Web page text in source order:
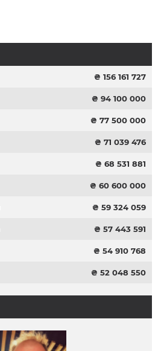
₴ 156 161 727
₴ 94 100 000
₴ 77 500 000
₴ 71 039 476
₴ 68 531 881
₴ 60 600 000
₴ 59 324 059
₴ 57 443 591
₴ 54 910 768
₴ 52 048 550